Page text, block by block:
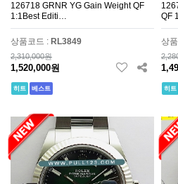
126718 GRNR YG Gain Weight QF
1:1Best Editi…
상품코드 : RL3849
2,310,000원
1,520,000원
히트 베스트
QF
상
히트